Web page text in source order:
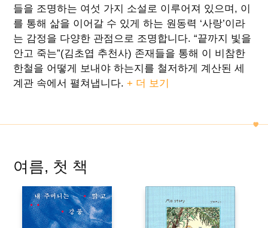
들을 조명하는 여섯 가지 소설로 이루어져 있으며, 이
를 통해 삶을 이어갈 수 있게 하는 원동력 ‘사랑’이라
는 감정을 다양한 관점으로 조명합니다. “끝까지 빛을
안고 죽는”(김초엽 추천사) 존재들을 통해 이 비참한
한철을 어떻게 보내야 하는지를 철저하게 계산된 세
계관 속에서 펼쳐냅니다.+ 더 보기
여름, 첫 책